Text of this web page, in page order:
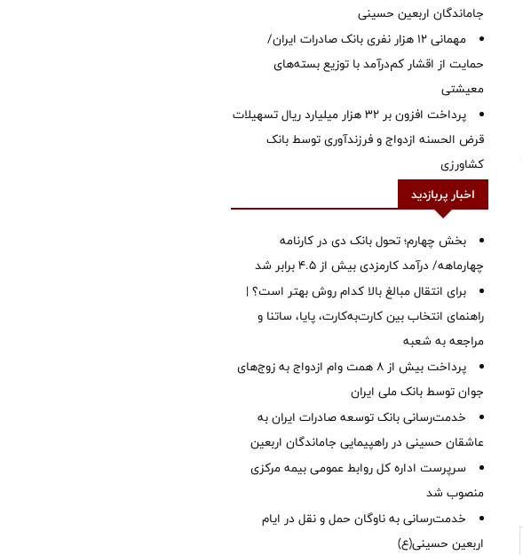
جاماندگان اربعین حسینی
مهمانی ۱۲ هزار نفری بانک صادرات ایران/
حمایت از اقشار کم‌درآمد با توزیع بسته‌های
معیشتی
پرداخت افزون بر 32 هزار میلیارد ریال تسهیلات
قرض الحسنه ازدواج و فرزندآوری توسط بانک
کشاورزی
اخبار پربازدید
بخش چهارم؛ تحول بانک دی در کارنامه
چهارماهه/ درآمد کارمزدی بیش از ۴.۵ برابر شد
برای انتقال مبالغ بالا کدام روش بهتر است؟ |
راهنمای انتخاب بین کارت‌به‌کارت، پایا، ساتنا و
مراجعه به شعبه
پرداخت بیش از ۸ همت وام ازدواج به زوج‌های
جوان توسط بانک ملی ایران
خدمت‌رسانی بانک توسعه صادرات ایران به
عاشقان حسینی در راهپیمایی جاماندگان اربعین
سرپرست اداره کل روابط عمومی بیمه مرکزی
منصوب شد
خدمت‌رسانی به ناوگان حمل و نقل در ایام
اربعین حسینی(ع)